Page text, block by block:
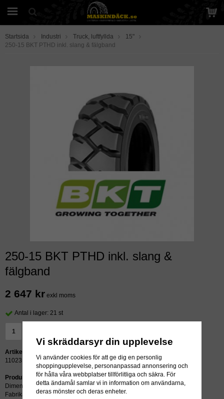
Startsida Industri Truck, luftfyllda
15"
250-15 BKT PTHD inkl. slang & fälgband
250-15 BKT PTHD inkl. slang &
fälgband
2 647 kr exkl moms
Antal i lager: 21 st
Artikelnummer:
11023
Produktbeskrivning:
Dimension: 250-15
Fabrikat: BKT
Vi skräddarsyr din upplevelse
Vi använder cookies för att ge dig en personlig
shoppingupplevelse, personanpassad annonsering och
för hålla våra webbplatser tillförlitliga och säkra. För
detta ändamål samlar vi in information om användarna,
deras mönster och deras enheter.